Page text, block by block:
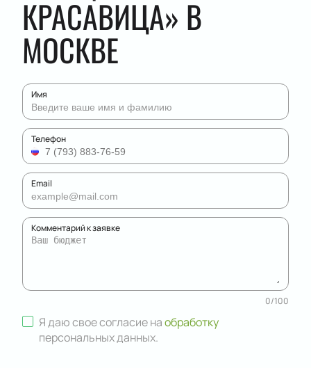
КРАСАВИЦА» В
МОСКВЕ
Имя
Телефон
Email
Комментарий к заявке
0/100
Я даю свое согласие наобработку
персональных данных.